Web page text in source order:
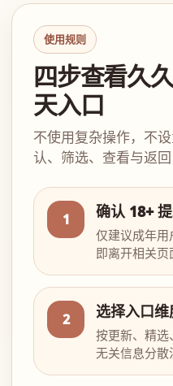
使用规则
四步查看久
天入口
不使用复杂操作，不
认、筛选、查看与返回
1 确认 18+
仅建议成年用
即离开相关页
2 选择入口维
按更新、精选
无关信息分散